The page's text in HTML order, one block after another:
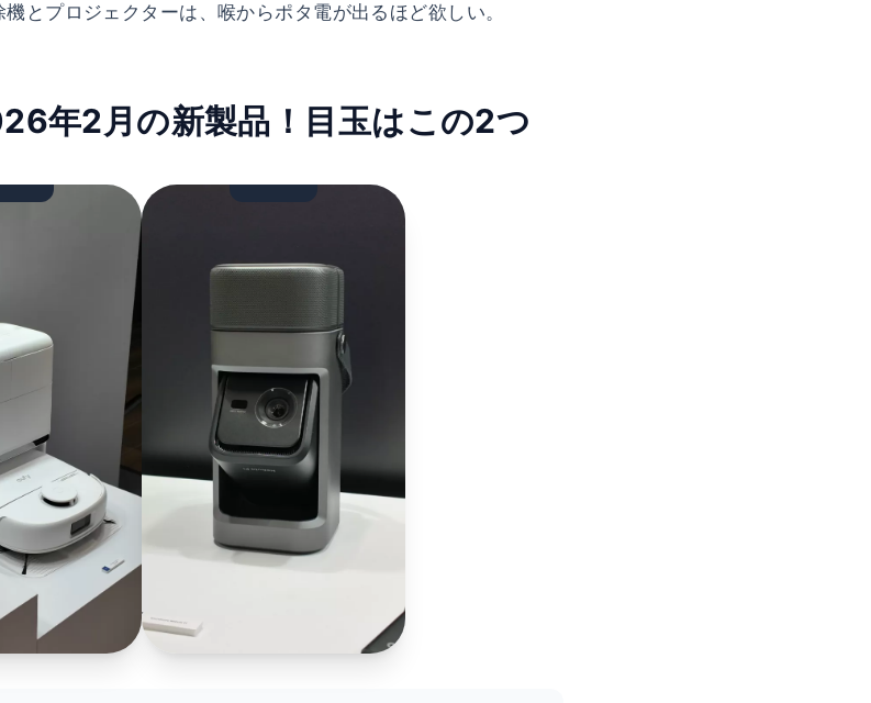
とプロジェクターは、喉からポタ電が出るほど欲しい。
年2月の新製品！目玉はこの2つ